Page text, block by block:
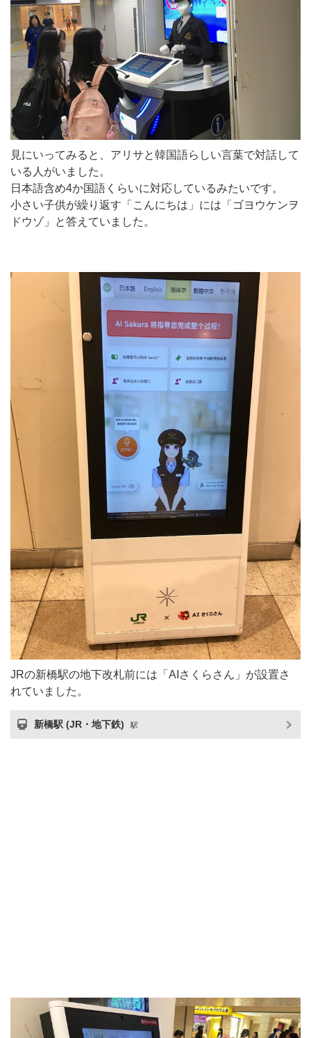
見にいってみると、アリサと韓国語らしい言葉で対話して
いる人がいました。
日本語含め4か国語くらいに対応しているみたいです。
小さい子供が繰り返す「こんにちは」には「ゴヨウケンヲ
ドウゾ」と答えていました。
JRの新橋駅の地下改札前には「AIさくらさん」が設置さ
れていました。
新橋駅 (JR・地下鉄) 駅